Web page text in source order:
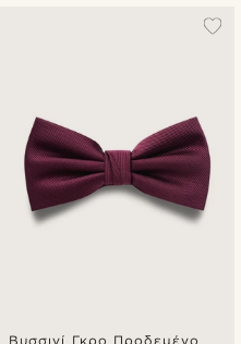
Βυσσινί Γκρο Προδεμένο